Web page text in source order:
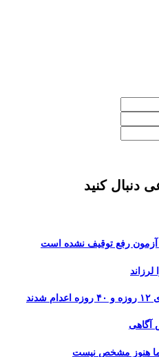
دنبال کنید
آزمون رفع توقیف نشده است
آگاهی